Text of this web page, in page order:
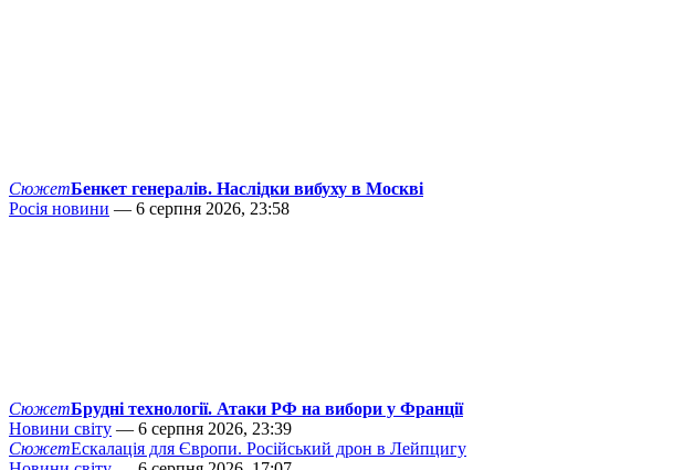
СюжетБенкет генералів. Наслідки вибуху в Москві
Росія новини — 6 серпня 2026, 23:58
СюжетБрудні технології. Атаки РФ на вибори у Франції
Новини світу — 6 серпня 2026, 23:39
СюжетЕскалація для Європи. Російський дрон в Лейпцигу